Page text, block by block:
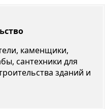
каменщики,
сантехники для
зданий и